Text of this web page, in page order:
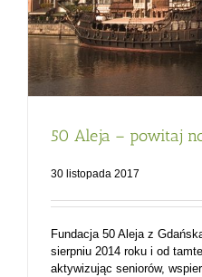
50 Aleja – powitaj
30 listopada 2017
Fundacja 50 Aleja z
sierpniu 2014 roku i od
aktywizując seniorów,